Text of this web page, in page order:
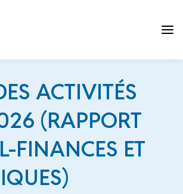
ACTIVITÉS
(RAPPORT
FINANCES ET